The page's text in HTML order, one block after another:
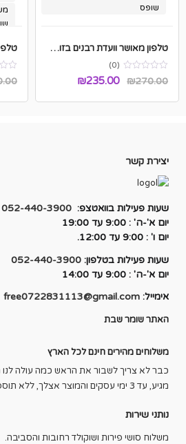
שופס
טלפון מאושר וועדת רבנים בזול לוג'יק A5L
(0)
₪270.00
המחיר ₪235.00
יצירת קשר
שעות פעילות בוואטצפ: 052-440-3900
יום א'-ה' : 9:00 עד 19:00
יום ו' : 9:00 עד 12:00.
שעות פעילות בטלפון: 052-440-3900
יום א'-ה' : 9:00 עד 14:00
אימייל: free0722831113@gmail.com
האתר שומר שבת
משלוחים מהירים חינם לכל הארץ
כבר לא צריך לשבור את הראש כמה עולה לנו
מגיע, עד 3 ימי עסקים והמוצר אצלך, ללא תוספת תשלום!
נותני שירות
משלוח סושי פירות ושוקולד רחובות והסביבה.